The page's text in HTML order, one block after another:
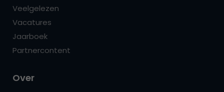
Veelgelezen
Vacatures
Jaarboek
Partnercontent
Over